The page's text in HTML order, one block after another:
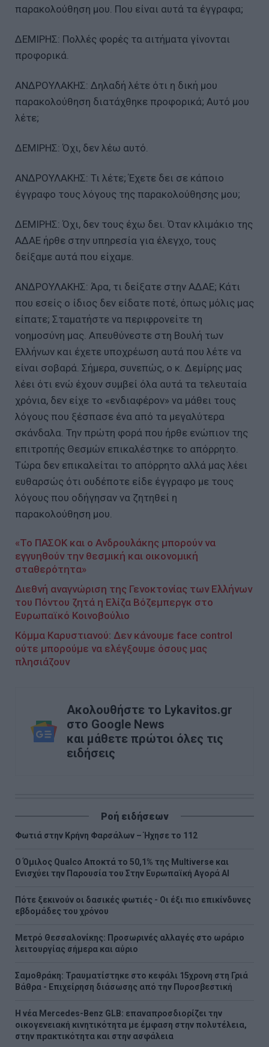
παρακολούθηση μου. Που είναι αυτά τα έγγραφα;
ΔΕΜΙΡΗΣ: Πολλές φορές τα αιτήματα γίνονται
προφορικά.
ΑΝΔΡΟΥΛΑΚΗΣ: Δηλαδή λέτε ότι η δική μου
παρακολούθηση διατάχθηκε προφορικά; Αυτό μου
λέτε;
ΔΕΜΙΡΗΣ: Όχι, δεν λέω αυτό.
ΑΝΔΡΟΥΛΑΚΗΣ: Τι λέτε; Έχετε δει σε κάποιο
έγγραφο τους λόγους της παρακολούθησης μου;
ΔΕΜΙΡΗΣ: Όχι, δεν τους έχω δει. Όταν κλιμάκιο της
ΑΔΑΕ ήρθε στην υπηρεσία για έλεγχο, τους
δείξαμε αυτά που είχαμε.
ΑΝΔΡΟΥΛΑΚΗΣ: Άρα, τι δείξατε στην ΑΔΑΕ; Κάτι
που εσείς ο ίδιος δεν είδατε ποτέ, όπως μόλις μας
είπατε; Σταματήστε να περιφρονείτε τη
νοημοσύνη μας. Απευθύνεστε στη Βουλή των
Ελλήνων και έχετε υποχρέωση αυτά που λέτε να
είναι σοβαρά. Σήμερα, συνεπώς, ο κ. Δεμίρης μας
λέει ότι ενώ έχουν συμβεί όλα αυτά τα τελευταία
χρόνια, δεν είχε το «ενδιαφέρον» να μάθει τους
λόγους που ξέσπασε ένα από τα μεγαλύτερα
σκάνδαλα. Την πρώτη φορά που ήρθε ενώπιον της
επιτροπής Θεσμών επικαλέστηκε το απόρρητο.
Τώρα δεν επικαλείται το απόρρητο αλλά μας λέει
ευθαρσώς ότι ουδέποτε είδε έγγραφο με τους
λόγους που οδήγησαν να ζητηθεί η
παρακολούθηση μου.
«Το ΠΑΣΟΚ και ο Ανδρουλάκης μπορούν να
εγγυηθούν την θεσμική και οικονομική
σταθερότητα»
Διεθνή αναγνώριση της Γενοκτονίας των Ελλήνων
του Πόντου ζητά η Ελίζα Βόζεμπεργκ στο
Ευρωπαϊκό Κοινοβούλιο
Κόμμα Καρυστιανού: Δεν κάνουμε face control
ούτε μπορούμε να ελέγξουμε όσους μας
πλησιάζουν
Ακολουθήστε το Lykavitos.gr
στο Google News
και μάθετε πρώτοι όλες τις
ειδήσεις
Ροή ειδήσεων
Φωτιά στην Κρήνη Φαρσάλων – Ήχησε το 112
Ο Όμιλος Qualco Αποκτά το 50,1% της Multiverse και
Ενισχύει την Παρουσία του Στην Ευρωπαϊκή Αγορά ΑΙ
Πότε ξεκινούν οι δασικές φωτιές - Oι έξι πιο επικίνδυνες
εβδομάδες του χρόνου
Μετρό Θεσσαλονίκης: Προσωρινές αλλαγές στο ωράριο
λειτουργίας σήμερα και αύριο
Σαμοθράκη: Τραυματίστηκε στο κεφάλι 15χρονη στη Γριά
Βάθρα - Επιχείρηση διάσωσης από την Πυροσβεστική
Η νέα Mercedes-Benz GLB: επαναπροσδιορίζει την
οικογενειακή κινητικότητα με έμφαση στην πολυτέλεια,
στην πρακτικότητα και στην ασφάλεια